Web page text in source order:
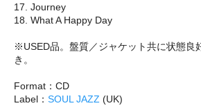
17. Journey
18. What A Happy Day
※USED品。盤質／ジャケット共に状態良
き。
Format：CD
Label： SOUL JAZZ (UK)